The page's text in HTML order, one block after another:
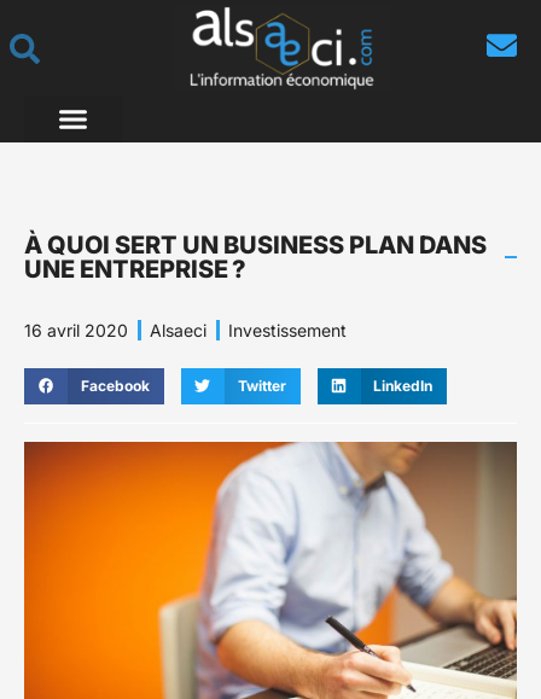
À QUOI SERT UN BUSINESS PLAN DANS
UNE ENTREPRISE ?
16 avril 2020 Alsaeci Investissement
Facebook Twitter LinkedIn